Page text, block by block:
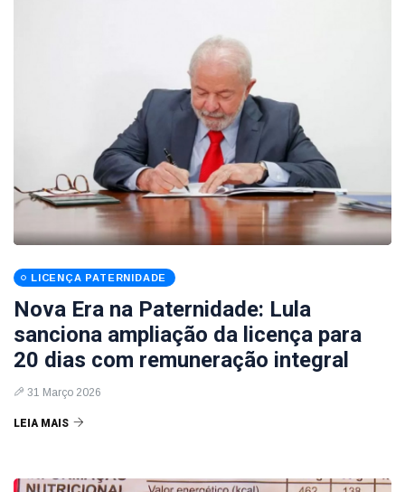
LICENÇA PATERNIDADE
Nova Era na Paternidade: Lula
sanciona ampliação da licença para
20 dias com remuneração integral
31 Março 2026
LEIA MAIS